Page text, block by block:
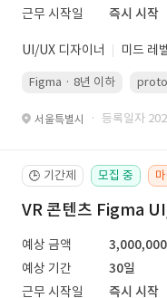
근무 시작일
즉시 시작
UI/UX 디자이너 미드 레
Figma · 8년 이하
서울특별시 · 등록일자
🕒 기간제 모집 중
VR 콘텐츠 Figma
예상 금액
예상 기간
30일
근무 시작일
즉시 시작